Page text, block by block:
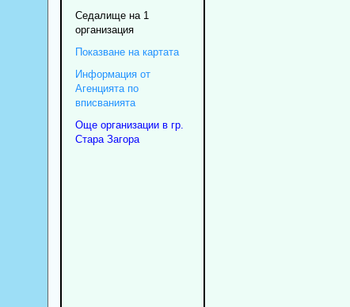
Седалище на 1
организация
Показване на картата
Информация от
Агенцията по
вписванията
Още организации в гр.
Стара Загора